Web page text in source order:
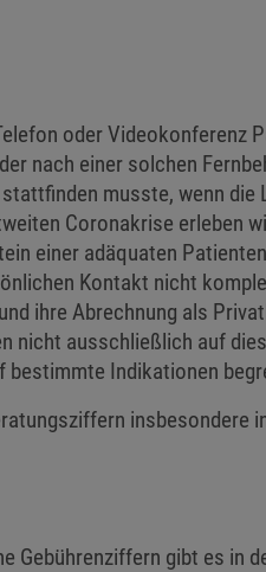
oder Videokonferenz
nach einer solchen
musste, wenn die
Coronakrise erleben
einer adäquaten
Kontakt nicht
ihre Abrechnung als
nicht ausschließlich auf
bestimmte Indikationen
insbesondere
Gebührenziffern gibt es in